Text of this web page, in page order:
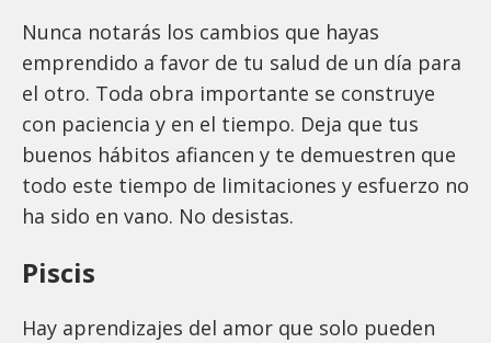
Nunca notarás los cambios que hayas
emprendido a favor de tu salud de un día para
el otro. Toda obra importante se construye
con paciencia y en el tiempo. Deja que tus
buenos hábitos afiancen y te demuestren que
todo este tiempo de limitaciones y esfuerzo no
ha sido en vano. No desistas.
Piscis
Hay aprendizajes del amor que solo pueden